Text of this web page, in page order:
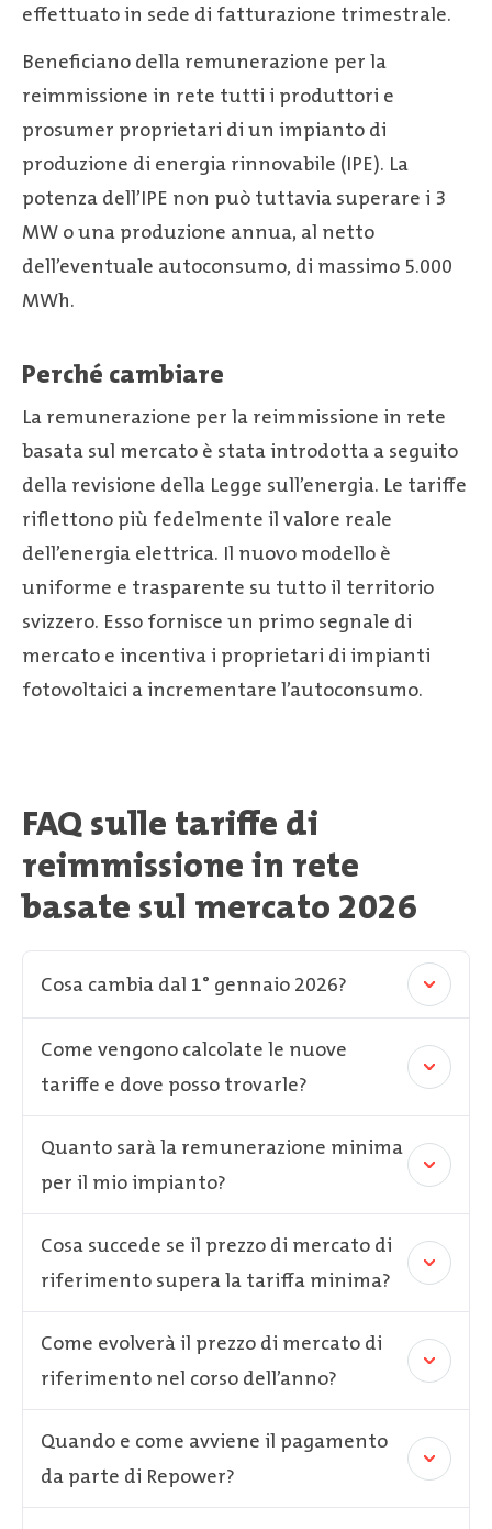
effettuato in sede di fatturazione trimestrale.
Beneficiano della remunerazione per la
reimmissione in rete tutti i produttori e
prosumer proprietari di un impianto di
produzione di energia rinnovabile (IPE). La
potenza dell’IPE non può tuttavia superare i 3
MW o una produzione annua, al netto
dell’eventuale autoconsumo, di massimo 5.000
MWh.
Perché cambiare
La remunerazione per la reimmissione in rete
basata sul mercato è stata introdotta a seguito
della revisione della Legge sull’energia. Le tariffe
riflettono più fedelmente il valore reale
dell’energia elettrica. Il nuovo modello è
uniforme e trasparente su tutto il territorio
svizzero. Esso fornisce un primo segnale di
mercato e incentiva i proprietari di impianti
fotovoltaici a incrementare l’autoconsumo.
FAQ sulle tariffe di
reimmissione in rete
basate sul mercato 2026
Cosa cambia dal 1° gennaio 2026?
Come vengono calcolate le nuove
tariffe e dove posso trovarle?
Quanto sarà la remunerazione minima
per il mio impianto?
Cosa succede se il prezzo di mercato di
riferimento supera la tariffa minima?
Come evolverà il prezzo di mercato di
riferimento nel corso dell’anno?
Quando e come avviene il pagamento
da parte di Repower?